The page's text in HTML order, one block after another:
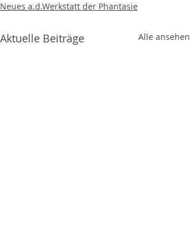
Neues a.d.Werkstatt der Phantasie
Aktuelle Beiträge Alle ansehen